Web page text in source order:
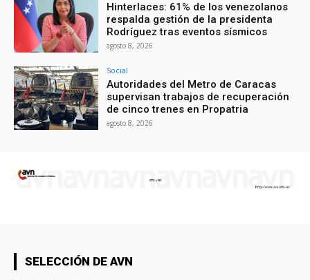
Hinterlaces: 61% de los venezolanos
respalda gestión de la presidenta
Rodríguez tras eventos sísmicos
agosto 8, 2026
Social
Autoridades del Metro de Caracas
supervisan trabajos de recuperación
de cinco trenes en Propatria
agosto 8, 2026
SELECCIÓN DE AVN